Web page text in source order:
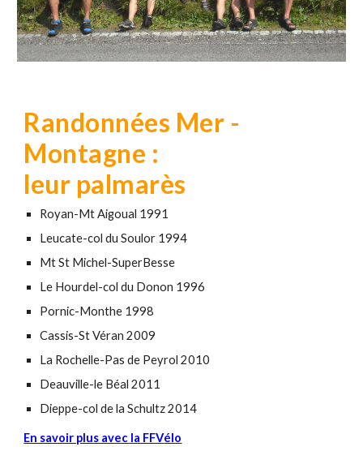
Randonnées Mer -
Montagne :
leur palmarès
Royan-Mt Aigoual 1991
Leucate-col du Soulor 1994
Mt St Michel-SuperBesse
Le Hourdel-col du Donon 1996
Pornic-Monthe 1998
Cassis-St Véran 2009
La Rochelle-Pas de Peyrol 2010
Deauville-le Béal 2011
Dieppe-col de la Schultz 2014
En savoir plus avec la FFVélo